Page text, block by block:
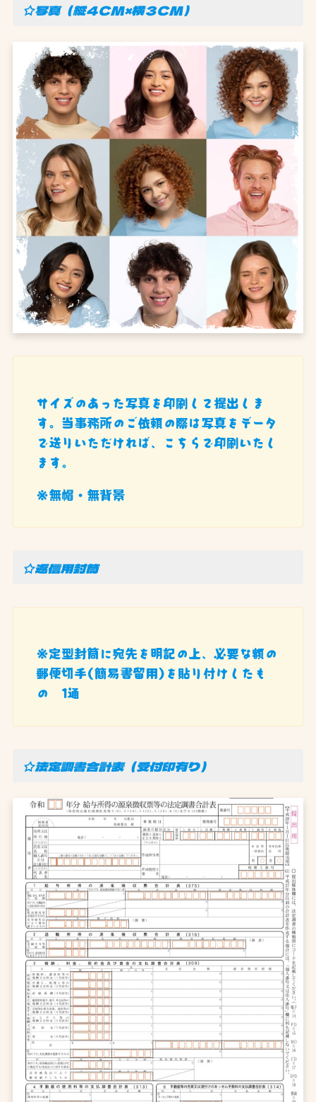
☆写真（縦４CM×横３CM）
サイズのあった写真を印刷して提出しま
す。当事務所のご依頼の際は写真をデータ
で送りいただければ、こちらで印刷いたし
ます。
※無帽・無背景
☆返信用封筒
※定型封筒に宛先を明記の上、必要な額の
郵便切手(簡易書留用)を貼り付けしたも
の 1通
☆法定調書合計表（受付印有り）